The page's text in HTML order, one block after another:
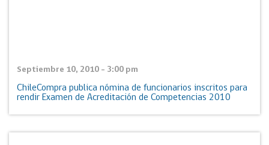
Septiembre 10, 2010 - 3:00 pm
ChileCompra publica nómina de funcionarios inscritos para
rendir Examen de Acreditación de Competencias 2010